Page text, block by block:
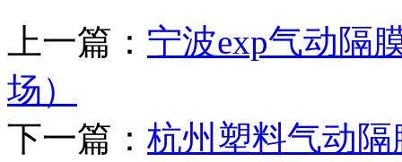
上一篇： 宁波exp气动隔
场）
下一篇： 杭州塑料气动